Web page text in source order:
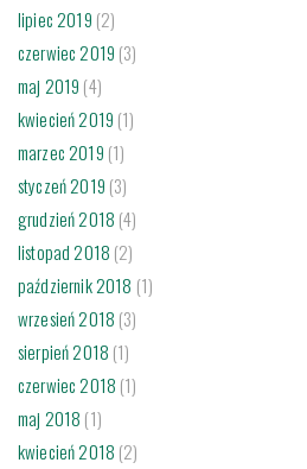
lipiec 2019 (2)
czerwiec 2019 (3)
maj 2019 (4)
kwiecień 2019 (1)
marzec 2019 (1)
styczeń 2019 (3)
grudzień 2018 (4)
listopad 2018 (2)
październik 2018 (1)
wrzesień 2018 (3)
sierpień 2018 (1)
czerwiec 2018 (1)
maj 2018 (1)
kwiecień 2018 (2)